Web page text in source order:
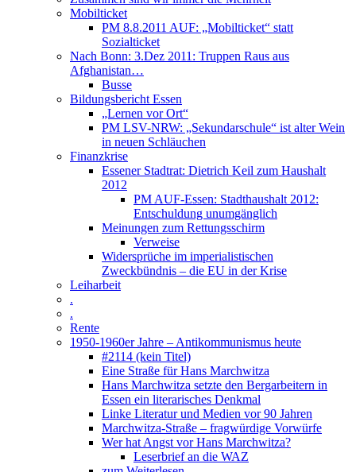
Mobilticket
PM 8.8.2011 AUF: „Mobilticket“ statt
Sozialticket
Nach Bonn: 3.Dez 2011: Truppen Raus aus
Afghanistan…
Busse
Bildungsbericht Essen
„Lernen vor Ort“
PM LSV-NRW: „Sekundarschule“ ist alter Wein
in neuen Schläuchen
Finanzkrise
Essener Stadtrat: Dietrich Keil zum Haushalt
2012
PM AUF-Essen: Stadthaushalt 2012:
Entschuldung unumgänglich
Meinungen zum Rettungsschirm
Verweise
Widersprüche im imperialistischen
Zweckbündnis – die EU in der Krise
Leiharbeit
.
.
Rente
1950-1960er Jahre – Antikommunismus heute
#2114 (kein Titel)
Eine Straße für Hans Marchwitza
Hans Marchwitza setzte den Bergarbeitern in
Essen ein literarisches Denkmal
Linke Literatur und Medien vor 90 Jahren
Marchwitza-Straße – fragwürdige Vorwürfe
Wer hat Angst vor Hans Marchwitza?
Leserbrief an die WAZ